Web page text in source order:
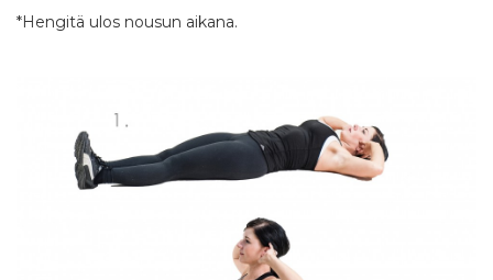
*Hengitä ulos nousun aikana.